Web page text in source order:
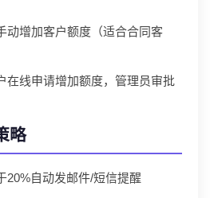
动增加客户额度（适合合同客
在线申请增加额度，管理员审批
略
20%自动发邮件/短信提醒